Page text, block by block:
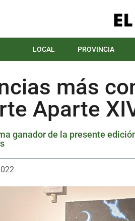
LOCAL PROVINCIA
más
Aparte
ganador de la presente